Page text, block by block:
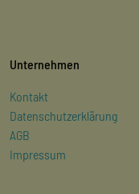
Unternehmen
Kontakt
Datenschutzerklärung
AGB
Impressum